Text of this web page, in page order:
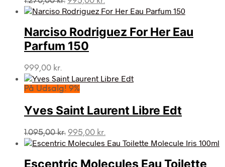
oprindelige
var:
1.270,00 kr..
aktuelle
er:
995,00 kr..
Narciso Rodriguez For Her Eau
Parfum 150
999,00 kr.
På Udsalg! 9%
Yves Saint Laurent Libre Edt
1.095,00kr. Den
oprindelige
var:
995,00 kr.
aktuelle
er:
Escentric Molecules Eau Toilette